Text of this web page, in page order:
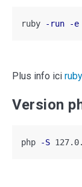
ruby -run -e
Plus info ici
Version
php -S